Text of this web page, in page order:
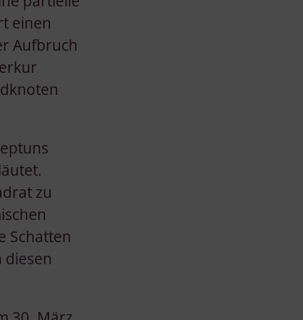
einen
Aufbruch
zu
Schatten
diesen